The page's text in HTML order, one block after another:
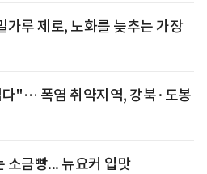
가루 제로, 노화를 늦추는 가장
다"… 폭염 취약지역, 강북·도봉
소금빵... 뉴요커 입맛